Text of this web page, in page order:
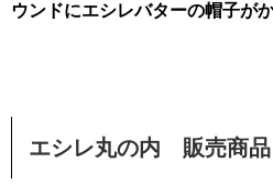
ウンドにエシレバターの帽子が
エシレ丸の内 販売商品